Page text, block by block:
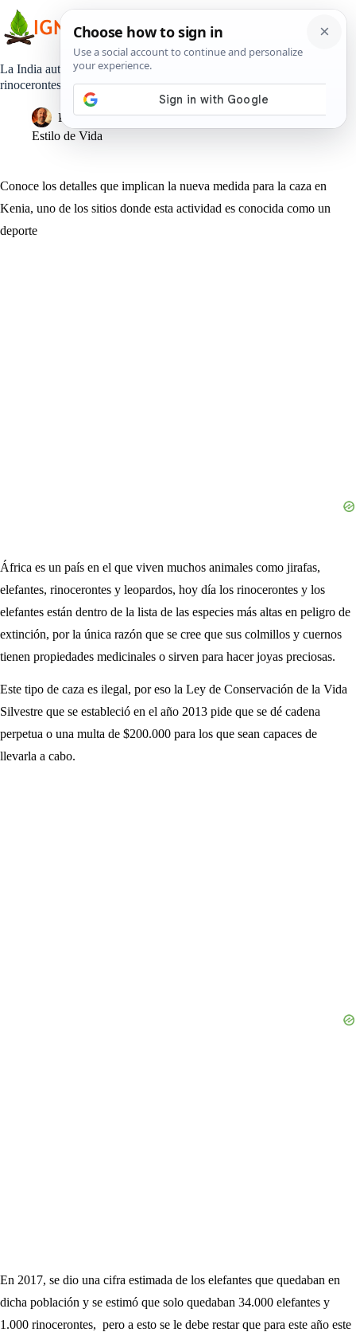
contenido
La India autoriza a matar cazadores para proteger a los
rinocerontes
Pedro Lisperguer
4 marzo, 2019
Estilo de Vida
Conoce los detalles que implican la nueva medida para la caza en
Kenia, uno de los sitios donde esta actividad es conocida como un
deporte
África es un país en el que viven muchos animales como jirafas,
elefantes, rinocerontes y leopardos, hoy día los rinocerontes y los
elefantes están dentro de la lista de las especies más altas en peligro de
extinción, por la única razón que se cree que sus colmillos y cuernos
tienen propiedades medicinales o sirven para hacer joyas preciosas.
Este tipo de caza es ilegal, por eso la Ley de Conservación de la Vida
Silvestre que se estableció en el año 2013 pide que se dé cadena
perpetua o una multa de $200.000 para los que sean capaces de
llevarla a cabo.
En 2017, se dio una cifra estimada de los elefantes que quedaban en
dicha población y se estimó que solo quedaban 34.000 elefantes y
1.000 rinocerontes, pero a esto se le debe restar que para este año este